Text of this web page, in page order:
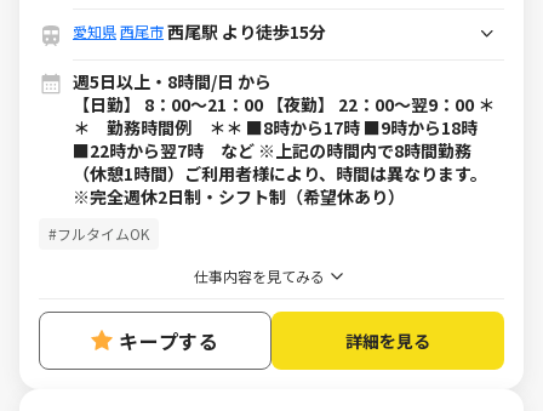
愛知県西尾市西尾駅 より徒歩15分
週5日以上・8時間/日 から
【日勤】 8：00～21：00 【夜勤】 22：00～翌9：00 ＊
＊ 勤務時間例 ＊＊ ■8時から17時 ■9時から18時
■22時から翌7時 など ※上記の時間内で8時間勤務
（休憩1時間）ご利用者様により、時間は異なります。
※完全週休2日制・シフト制（希望休あり）
#フルタイムOK
仕事内容を見てみる
キープする 詳細を見る